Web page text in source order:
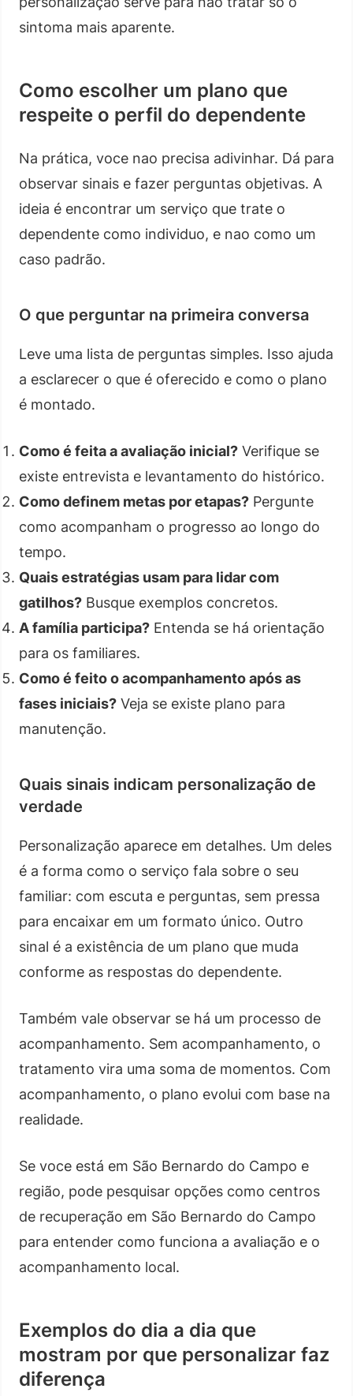
sintoma mais aparente.
Como escolher um plano que
respeite o perfil do dependente
Na prática, voce nao precisa adivinhar. Dá para
observar sinais e fazer perguntas objetivas. A
ideia é encontrar um serviço que trate o
dependente como individuo, e nao como um
caso padrão.
O que perguntar na primeira conversa
Leve uma lista de perguntas simples. Isso ajuda
a esclarecer o que é oferecido e como o plano
é montado.
Como é feita a avaliação inicial? Verifique se
existe entrevista e levantamento do histórico.
Como definem metas por etapas? Pergunte
como acompanham o progresso ao longo do
tempo.
Quais estratégias usam para lidar com
gatilhos? Busque exemplos concretos.
A família participa? Entenda se há orientação
para os familiares.
Como é feito o acompanhamento após as
fases iniciais? Veja se existe plano para
manutenção.
Quais sinais indicam personalização de
verdade
Personalização aparece em detalhes. Um deles
é a forma como o serviço fala sobre o seu
familiar: com escuta e perguntas, sem pressa
para encaixar em um formato único. Outro
sinal é a existência de um plano que muda
conforme as respostas do dependente.
Também vale observar se há um processo de
acompanhamento. Sem acompanhamento, o
tratamento vira uma soma de momentos. Com
acompanhamento, o plano evolui com base na
realidade.
Se voce está em São Bernardo do Campo e
região, pode pesquisar opções como centros
de recuperação em São Bernardo do Campo
para entender como funciona a avaliação e o
acompanhamento local.
Exemplos do dia a dia que
mostram por que personalizar faz
diferença